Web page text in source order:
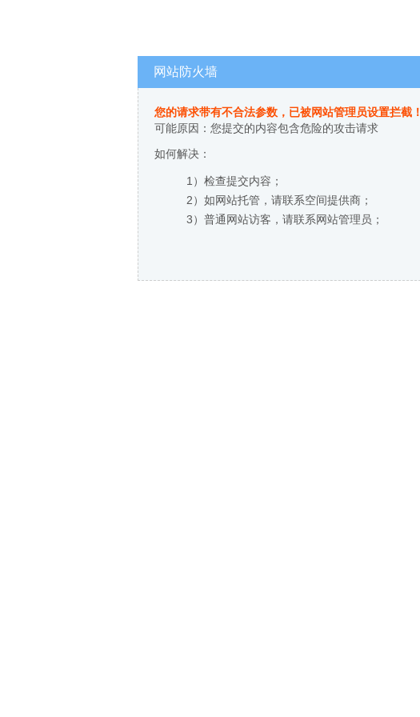
网站防火墙
您的请求带有不合法参数，已被网站管理员设置拦截！
可能原因：您提交的内容包含危险的攻击请求
如何解决：
1）检查提交内容；
2）如网站托管，请联系空间提供商；
3）普通网站访客，请联系网站管理员；